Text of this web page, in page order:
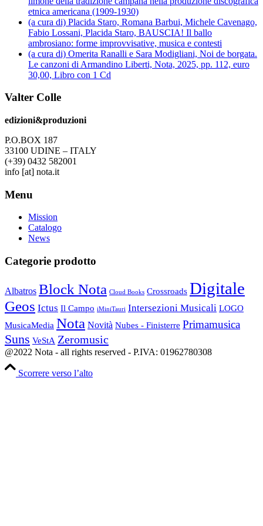
etnica americana (1909-1930)
(a cura di) Placida Staro, Romana Barbui, Michele Cavenago,
Fabio Lossani, Placida Staro, BAUSCIA! Il ballo
ambrosiano: forme improvvisative, musica e contesti
(a cura di) Omerita Ranalli e Sara Modigliani, Noi de borgata.
Le canzoni di Armandino Liberti, Nota, 2025, pp. 112, euro
30,00, Libro con 1 Cd
Valter Colle
edizioni&produzioni
P.O.BOX 187
33100 UDINE – ITALY
(+39) 0432 582001
info [at] nota.it
Menu
Mission
Catalogo
News
Categorie prodotto
Albatros Block Nota Cloud Books Crossroads Digitale
Geos Ictus Il Campo iMiniTauri Intersezioni Musicali LOGO
MusicaMedia Nota Novità Nubes - Finisterre Primamusica
Suns VeStA Zeromusic
@2022 Nota - all rights reserved - P.IVA: 01962780308
Scorrere verso l’alto